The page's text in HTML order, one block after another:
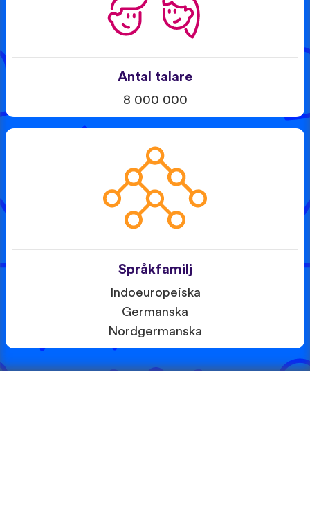
Antal talare
8 000 000
Språkfamilj
Indoeuropeiska
Germanska
Nordgermanska